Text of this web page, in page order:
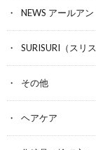
NEWS アールア
SURISURI（スリ
その他
ヘアケア